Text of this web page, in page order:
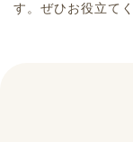
す。ぜひお役立て